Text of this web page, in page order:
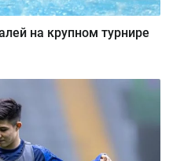
на крупном турнире